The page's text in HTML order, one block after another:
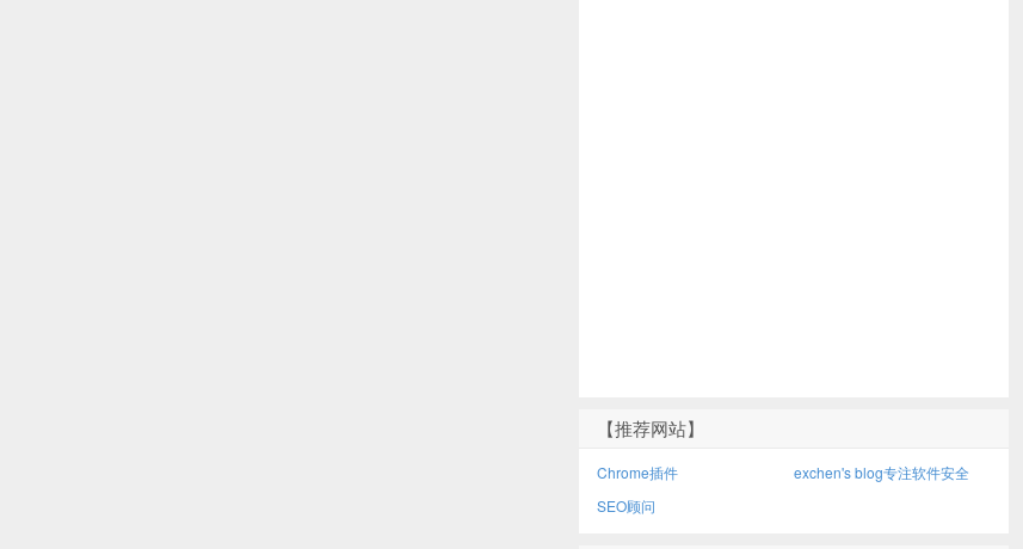
【推荐网站】
Chrome插件
exchen's blog专注软件安全
SEO顾问